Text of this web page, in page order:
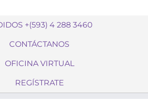
+(593) 4 288 3460
CONTÁCTANOS
OFICINA VIRTUAL
REGÍSTRATE